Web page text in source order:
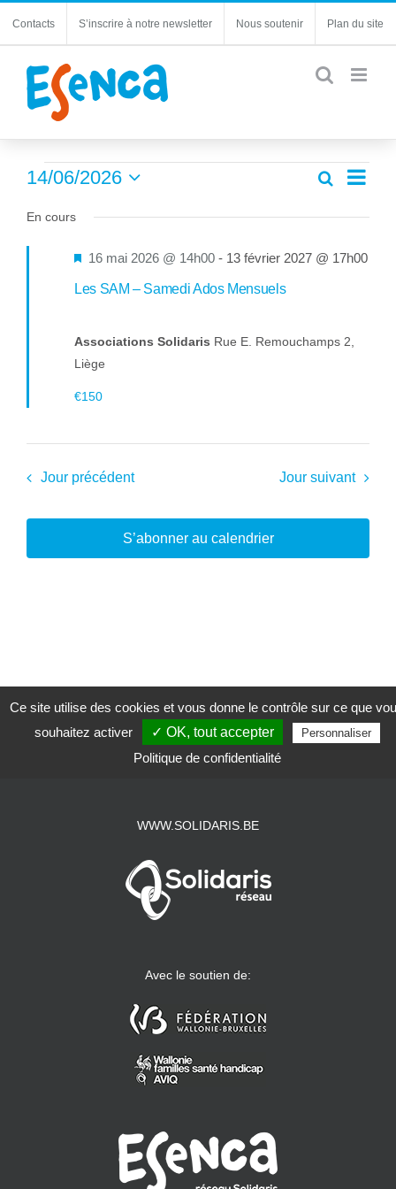
Contacts S’inscrire à notre newsletter Nous soutenir Plan du site
Évènements
for
14
de
Recherche
vues
Jour
14/06/2026
une
En cours
Les SAM – Samedi Ados Mensuels
Mis
en
16 mai 2026 @ 14h00 - 13 février 2027 @ 17h00
Associations Solidaris Rue E. Remouchamps 2,
Liège
€150
Jour précédent Jour suivant
S’abonner au calendrier
WWW.SOLIDARIS.BE
Avec le soutien de:
Ce site utilise des cookies et vous donne le contrôle sur ce que
souhaitez activer
✓ OK, tout accepter Personnaliser
Politique de confidentialité